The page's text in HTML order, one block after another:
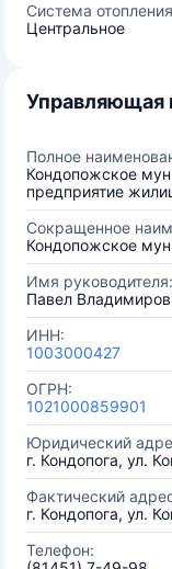
Система
Центральное
Управляющая
Полное
Кондопожское
предприятие
Сокращенное
Кондопожское
Имя руководителя:
Павел
ИНН:
1003000427
ОГРН:
1021000859901
Юридический
г. Кондопога, ул.
Фактический
г. Кондопога, ул.
Телефон: